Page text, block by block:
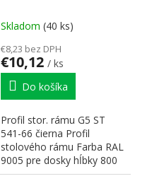
Skladom (40 ks)
€8,23 bez DPH
€10,12 / ks
Do košíka
Profil stor. rámu G5 ST
541-66 čierna Profil
stolového rámu Farba RAL
9005 pre dosky hĺbky 800
mm Rozmery: 660x20x40